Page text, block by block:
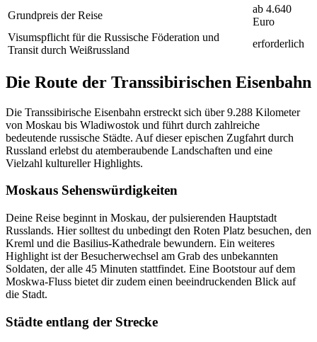
Grundpreis der Reise
ab 4.640
Euro
Visumspflicht für die Russische Föderation und
Transit durch Weißrussland
erforderlich
Die Route der Transsibirischen Eisenbahn
Die Transsibirische Eisenbahn erstreckt sich über 9.288 Kilometer
von Moskau bis Wladiwostok und führt durch zahlreiche
bedeutende russische Städte. Auf dieser epischen Zugfahrt durch
Russland erlebst du atemberaubende Landschaften und eine
Vielzahl kultureller Highlights.
Moskaus Sehenswürdigkeiten
Deine Reise beginnt in Moskau, der pulsierenden Hauptstadt
Russlands. Hier solltest du unbedingt den Roten Platz besuchen, den
Kreml und die Basilius-Kathedrale bewundern. Ein weiteres
Highlight ist der Besucherwechsel am Grab des unbekannten
Soldaten, der alle 45 Minuten stattfindet. Eine Bootstour auf dem
Moskwa-Fluss bietet dir zudem einen beeindruckenden Blick auf
die Stadt.
Städte entlang der Strecke